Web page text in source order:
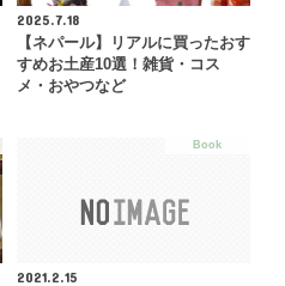
2025.7.18
【ネパール】リアルに買ったおす
すめお土産10選！雑貨・コス
メ・おやつなど
Book
2021.2.15